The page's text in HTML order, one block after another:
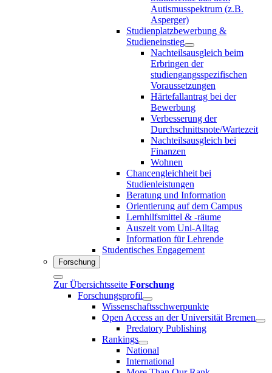
Autismusspektrum (z.B.
Asperger)
Studienplatzbewerbung &
Studieneinstieg
Nachteilsausgleich beim
Erbringen der
studiengangsspezifischen
Voraussetzungen
Härtefallantrag bei der
Bewerbung
Verbesserung der
Durchschnittsnote/Wartezeit
Nachteilsausgleich bei
Finanzen
Wohnen
Chancengleichheit bei
Studienleistungen
Beratung und Information
Orientierung auf dem Campus
Lernhilfsmittel & -räume
Auszeit vom Uni-Alltag
Information für Lehrende
Studentisches Engagement
Forschung
Zur Übersichtsseite Forschung
Forschungsprofil
Wissenschaftsschwerpunkte
Open Access an der Universität Bremen
Predatory Publishing
Rankings
National
International